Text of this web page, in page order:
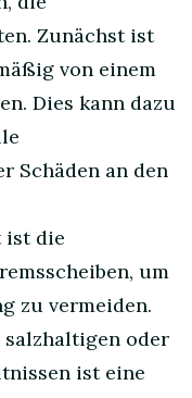
Zunächst ist
von einem
Dies kann dazu
Schäden an den
ist die
um
zu vermeiden.
salzhaltigen oder
ist eine